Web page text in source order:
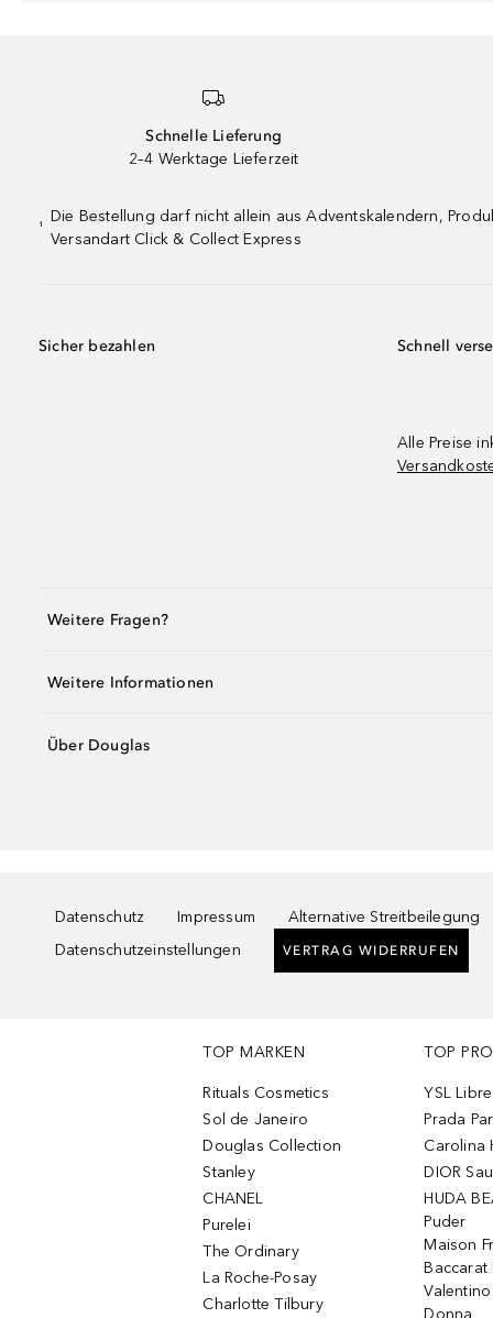
Schnelle Lieferung
2–4 Werktage Lieferzeit
¹
Die Bestellung darf nicht allein aus Adventskalendern,
Versandart Click & Collect Express
Sicher bezahlen Schnell
Alle Preise
Weitere Fragen?
Weitere Informationen
Über Douglas
Datenschutz Impressum
Alternative Streitbeilegung
Datenschutzeinstellungen
VERTRAG WIDERRUFEN
TOP MARKEN
Rituals Cosmetics
Sol de Janeiro
Douglas Collection
Stanley
CHANEL
Purelei
The Ordinary
La Roche-Posay
Charlotte Tilbury
TOP
YSL Libre
Prada
Carolina
DIOR
HUDA
Puder
Maison
Baccarat
Donna